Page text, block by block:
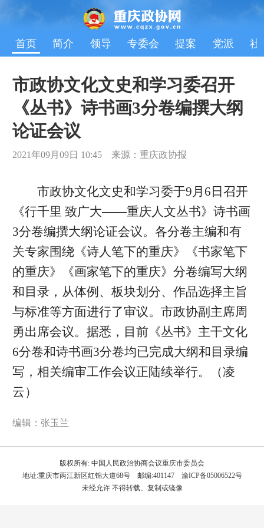
首页 简介 领导 专委会 提案 党派 社
市政协文化文史和学习委召开
《丛书》诗书画3分卷编撰大纲
论证会议
2021年09月09日 10:45 来源：重庆政协报
市政协文化文史和学习委于9月6日召开
《行千里 致广大——重庆人文丛书》诗书画
3分卷编撰大纲论证会议。各分卷主编和有
关专家围绕《诗人笔下的重庆》《书家笔下
的重庆》《画家笔下的重庆》分卷编写大纲
和目录，从体例、板块划分、作品选择主旨
与标准等方面进行了审议。市政协副主席周
勇出席会议。据悉，目前《丛书》主干文化
6分卷和诗书画3分卷均已完成大纲和目录编
写，相关编审工作会议正陆续举行。（凌
云）
编辑：张玉兰
版权所有: 中国人民政治协商会议重庆市委员会
地址:重庆市两江新区红锦大道68号 邮编:401147 渝ICP备05006522号
未经允许 不得转载、复制或镜像